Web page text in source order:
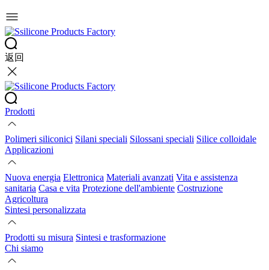
返回
Prodotti
Polimeri siliconici Silani speciali Silossani speciali Silice colloidale
Applicazioni
Nuova energia Elettronica Materiali avanzati Vita e assistenza
sanitaria Casa e vita Protezione dell'ambiente Costruzione
Agricoltura
Sintesi personalizzata
Prodotti su misura Sintesi e trasformazione
Chi siamo